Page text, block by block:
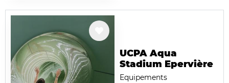
UCPA Aqua
Stadium Epervière
Equipements